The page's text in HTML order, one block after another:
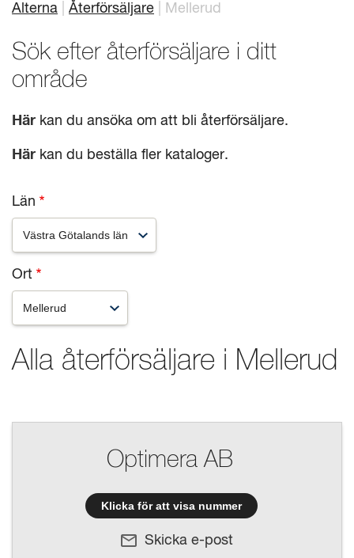
Produkter
Serier
Rita ditt badrum
Inspiration
Showroom
Kontakta oss
Mitt badrum
Länkstig
Alterna Återförsäljare Mellerud
Sök efter återförsäljare i ditt
område
Här kan du ansöka om att bli återförsäljare.
Här kan du beställa fler kataloger.
Län
Ort
Alla återförsäljare i Mellerud
Optimera AB
Klicka för att visa nummer
Skicka e-post